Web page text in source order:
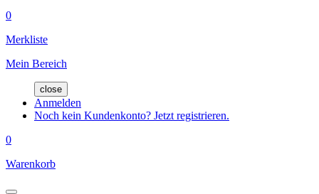
0
Merkliste
Mein Bereich
close
Anmelden
Noch kein Kundenkonto? Jetzt registrieren.
0
Warenkorb